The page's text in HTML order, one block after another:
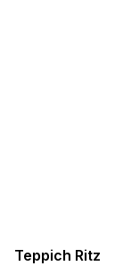
Teppich Ritz